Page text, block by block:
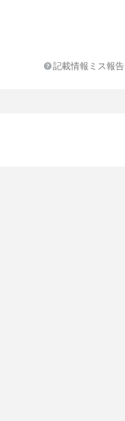
記載情報ミス報告